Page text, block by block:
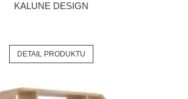
KALUNE DESIGN
DETAIL PRODUKTU